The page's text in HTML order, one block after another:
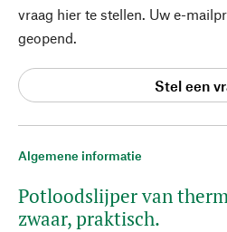
Algemene informatie
Potloodslijper van
zwaar, praktisch.
vraag hier te stellen. Uw e-
geopend.
Stel een